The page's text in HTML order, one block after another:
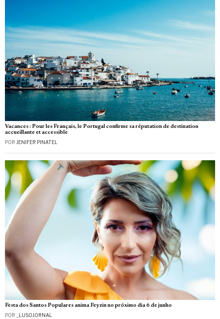
Vacances : Pour les Français, le Portugal confirme sa réputation de destination
accueillante et accessible
POR JENIFER PINATEL
Festa dos Santos Populares anima Feyzin no próximo dia 6 de junho
POR _LUSOJORNAL